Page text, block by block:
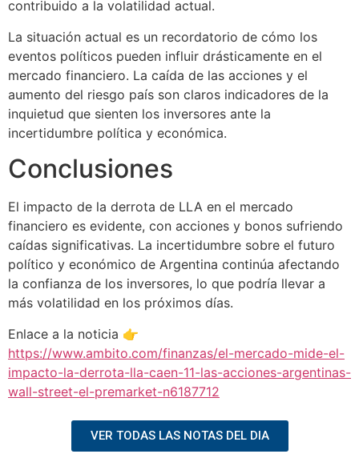
contribuido a la volatilidad actual.
La situación actual es un recordatorio de cómo los
eventos políticos pueden influir drásticamente en el
mercado financiero. La caída de las acciones y el
aumento del riesgo país son claros indicadores de la
inquietud que sienten los inversores ante la
incertidumbre política y económica.
Conclusiones
El impacto de la derrota de LLA en el mercado
financiero es evidente, con acciones y bonos sufriendo
caídas significativas. La incertidumbre sobre el futuro
político y económico de Argentina continúa afectando
la confianza de los inversores, lo que podría llevar a
más volatilidad en los próximos días.
Enlace a la noticia 👉
https://www.ambito.com/finanzas/el-mercado-mide-el-
impacto-la-derrota-lla-caen-11-las-acciones-argentinas-
wall-street-el-premarket-n6187712
VER TODAS LAS NOTAS DEL DIA